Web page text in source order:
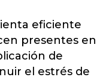
eficiente
presentes en
de
el estrés de